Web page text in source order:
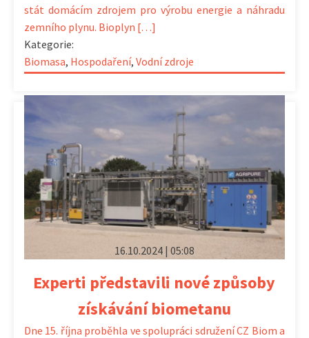
stát domácím zdrojem pro výrobu energie a náhradu
zemního plynu. Bioplyn […]
Kategorie:
Biomasa, Hospodaření, Vodní zdroje
16.10.2024 | 05:08
Experti představili nové způsoby
získávání biometanu
Dne 15. října proběhla ve spolupráci sdružení CZ Biom a